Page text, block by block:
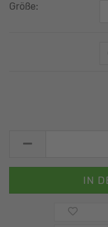
Größe: